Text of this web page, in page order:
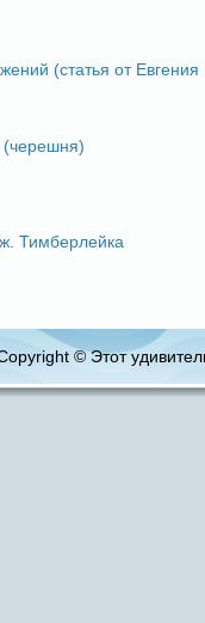
(статья от Евгения
(черешня)
Тимберлейка
© Этот